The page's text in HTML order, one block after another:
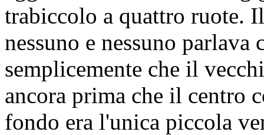
trabiccolo a quattro ruote.
nessuno e nessuno
semplicemente che il
ancora prima che il centro
fondo era l'unica piccola